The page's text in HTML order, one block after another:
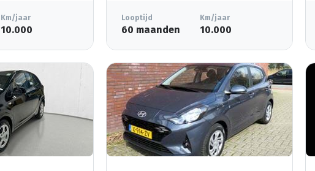
Km/jaar
10.000
Looptijd
60 maanden
Km/jaar
10.000